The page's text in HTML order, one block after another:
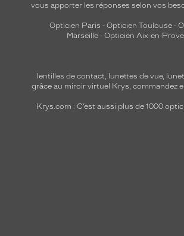
vous apporter les réponses selon vos
Opticien Paris - Opticien Toulouse -
Marseille - Opticien Aix-en-
lentilles de contact, lunettes de vue,
grâce au miroir virtuel Krys, commandez
Krys.com : C’est aussi plus de 1000